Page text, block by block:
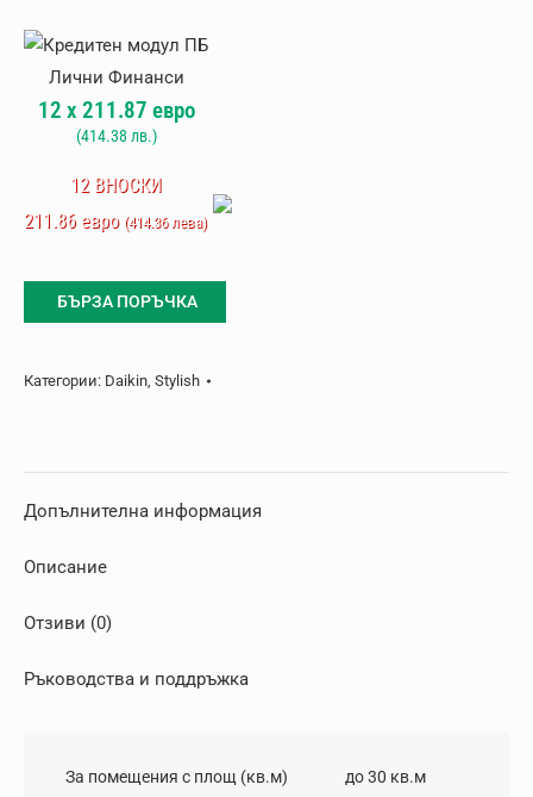
Daikin
Stylish
FTXA35CB,
Fi
12 x 211.87 евро
(414.38 лв.)
12 ВНОСКИ
211.86 евро (414.36 лева)
БЪРЗА ПОРЪЧКА
Категории: Daikin, Stylish
Допълнителна информация
Описание
Отзиви (0)
Ръководства и поддръжка
За помещения с площ (кв.м) до 30 кв.м